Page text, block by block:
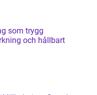
som trygg
och hållbart